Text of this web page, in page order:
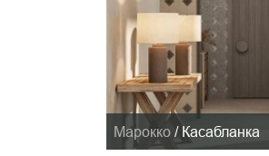
Марокко / Касабланка